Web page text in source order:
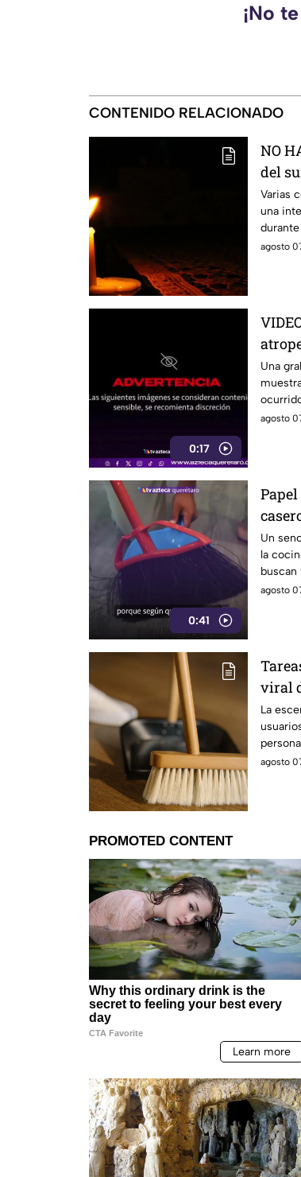
¡No
CONTENIDO RELACIONADO
NO
del
estás
Varias
una
agosto
0:17
Una
agosto
0:41
Un
la
buscan
agosto
viral
techo
La
agosto